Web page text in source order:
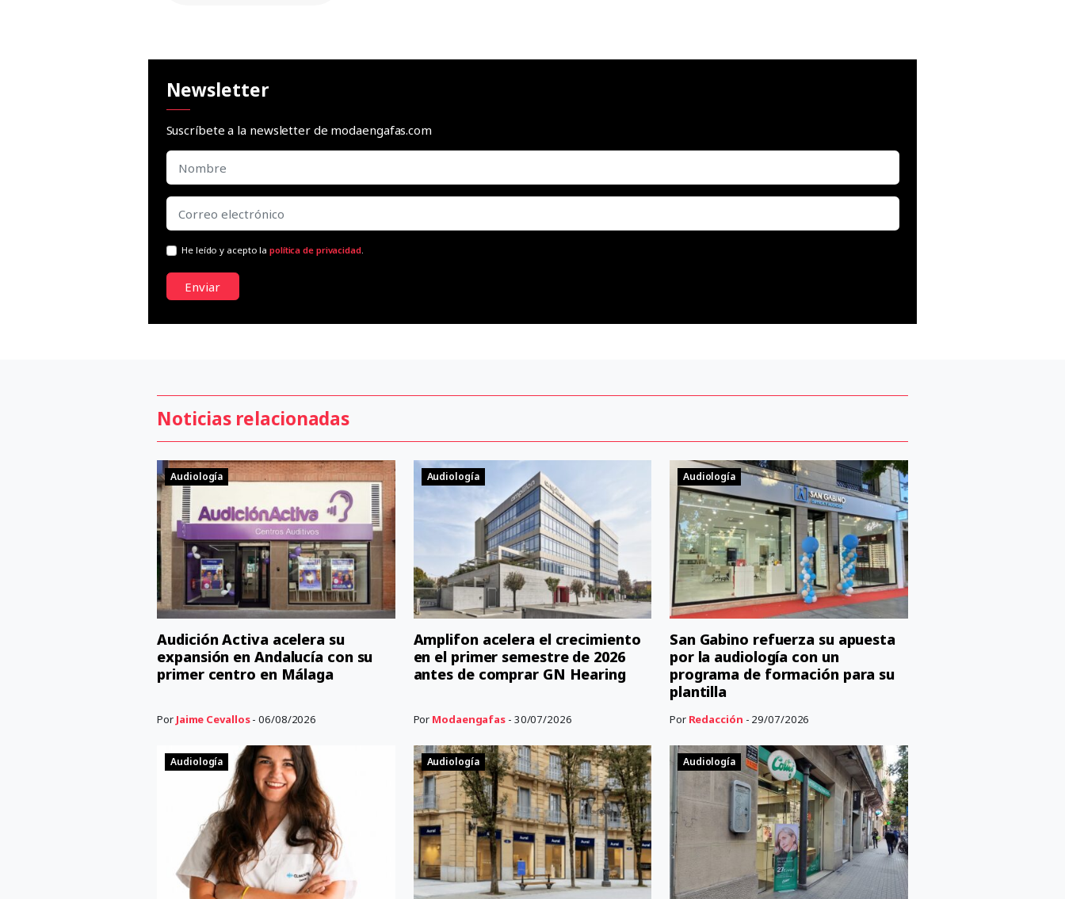
Newsletter
Suscríbete a la newsletter de modaengafas.com
He leído y acepto lapolítica de privacidad.
Enviar
Noticias relacionadas
Audiología
Audición Activa acelera su
expansión en Andalucía con su
primer centro en Málaga
Por Jaime Cevallos- 06/08/2026
Audiología
Amplifon acelera el crecimiento
en el primer semestre de 2026
antes de comprar GN Hearing
Por Modaengafas - 30/07/2026
Audiología
San Gabino refuerza su apuesta
por la audiología con un
programa de formación para su
plantilla
Por Redacción - 29/07/2026
Audiología Audiología Audiología